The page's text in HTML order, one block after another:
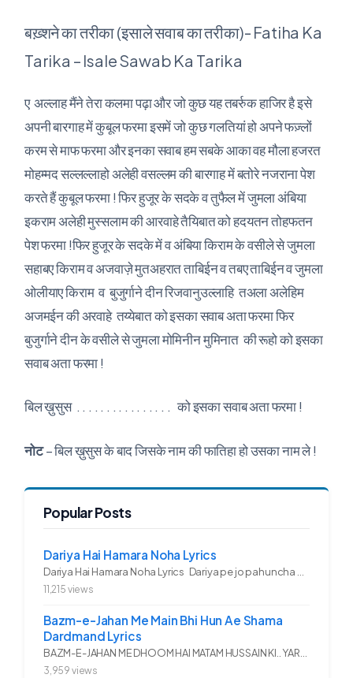
बख़्शने का तरीका (इसाले सवाब का तरीका)- Fatiha Ka
Tarika – Isale Sawab Ka Tarika
ए अल्लाह मैंने तेरा कलमा पढ़ा और जो कुछ यह तबर्रुक हाजिर है इसे
अपनी बारगाह में कुबूल फरमा इसमें जो कुछ गलतियां हो अपने फज़्लों
करम से माफ फरमा और इनका सवाब हम सबके आका वह मौला हजरत
मोहम्मद सल्लल्लाहो अलेही वसल्लम की बारगाह में बतोरे नजराना पेश
करते हैं कुबूल फरमा ! फिर हुजूर के सदके व तुफैल में जुमला अंबिया
इकराम अलेही मुस्सलाम की आरवाहे तैयिबात को हदयतन तोहफतन
पेश फरमा !फिर हुजूर के सदके में व अंबिया किराम के वसीले से जुमला
सहाबए किराम व अजवाज़े मुतअहरात ताबिईन व तबए ताबिईन व जुमला
ओलीयाए किराम व बुजुर्गाने दीन रिजवानुउल्लाहि तअला अलेहिम
अजमईन की अरवाहे तय्येबात को इसका सवाब अता फरमा फिर
बुजुर्गाने दीन के वसीले से जुमला मोमिनीन मुमिनात की रूहो को इसका
सवाब अता फरमा !
बिल ख़ुसुस . . . . . . . . . . . . . . . . को इसका सवाब अता फरमा !
नोट– बिल ख़ुसुस के बाद जिसके नाम की फातिहा हो उसका नाम ले !
Popular Posts
Dariya Hai Hamara Noha Lyrics
Dariya Hai Hamara Noha Lyrics Dariya pe jo pahuncha asadullah ka...
11,215 views
Bazm-e-Jahan Me Main Bhi Hun Ae Shama
Dardmand Lyrics
3,959 views